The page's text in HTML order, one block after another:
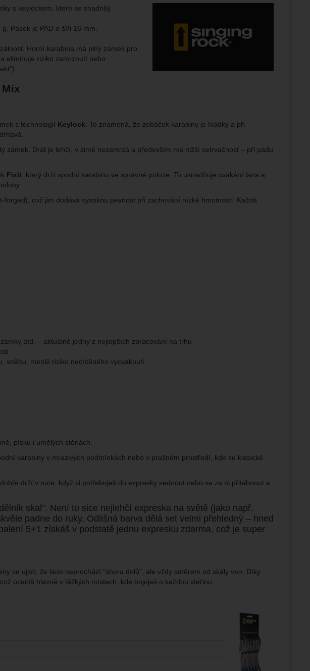
formulářů, umožní
a mohli náš web dále zlepšovat.
i našich reklamních kampaní.
našich internetových stránek.
webu.
reklamou
abychom vám mohli zobrazit
tak na stránkách třetích stran.
s keylockem, které se snadněji
Pásek je PAD o šíři 16 mm.
Horní karabina má plný zámek pro
eliminuje riziko zamrznutí nebo
s technologií Keylock . To znamená, že zobáček karabiny je hladký a při
zámek. Drát je lehčí, v zimě nezamrzá a především má nižší setrvačnost – při pádu
Fixit , který drží spodní karabinu ve správné poloze. To usnadňuje cvakání lana a
forged), což jim dodává vysokou pevnost při zachování nízké hmotnosti. Každá
atd. – aktuálně jedny z nejlepších zpracování na trhu
sněhu, menší riziko nechtěného vycvaknutí
písku i umělých stěnách.
karabiny v mrazivých podmínkách nebo v prašném prostředí, kde se klasické
drží v ruce, když si potřebuješ do expresky sednout nebo se za ni přitáhnout a
skal". Není to sice nejlehčí expreska na světě (jako např.
padne do ruky. Odlišná barva dělá set velmi přehledný – hned
5+1 získáš v podstatě jednu expresku zdarma, což je super
se ujisti, že lano neprochází "shora dolů", ale vždy směrem od skály ven. Díky
oceníš hlavně v těžkých místech, kde bojuješ o každou vteřinu.